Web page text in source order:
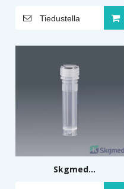
kierrekorkilla 1,8 ml
Tiedustella
Skgmed
mikrosentrifugiputki 2,0